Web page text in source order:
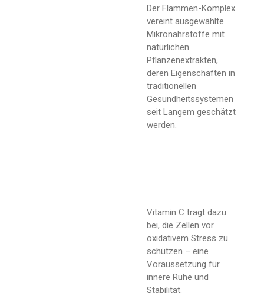
Der Flammen-Komplex
vereint ausgewählte
Mikronährstoffe mit
natürlichen
Pflanzenextrakten,
deren Eigenschaften in
traditionellen
Gesundheitssystemen
seit Langem geschätzt
werden.
Vitamin C trägt dazu
bei, die Zellen vor
oxidativem Stress zu
schützen – eine
Voraussetzung für
innere Ruhe und
Stabilität.